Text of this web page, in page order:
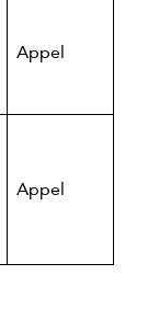
Appel
Appel